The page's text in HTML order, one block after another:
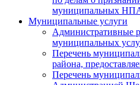
муниципальных
Муниципальные услуги
Административные
муниципальных
Перечень
района,
Перечень